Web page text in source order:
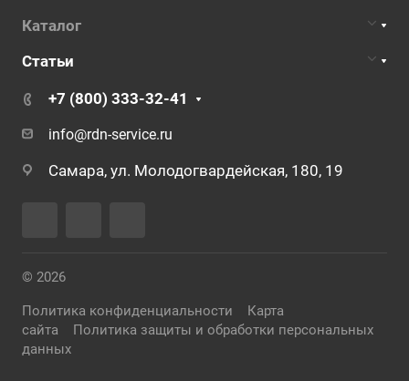
Каталог
Статьи
+7 (800) 333-32-41
info@rdn-service.ru
Самара, ул. Молодогвардейская, 180, 19
© 2026
Политика конфиденциальности
Карта
сайта
Политика защиты и обработки персональных
данных